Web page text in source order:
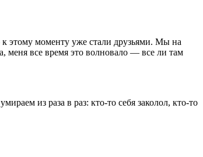
этому моменту уже стали друзьями. Мы на
меня все время это волновало — все ли там
из раза в раз: кто-то себя заколол, кто-то